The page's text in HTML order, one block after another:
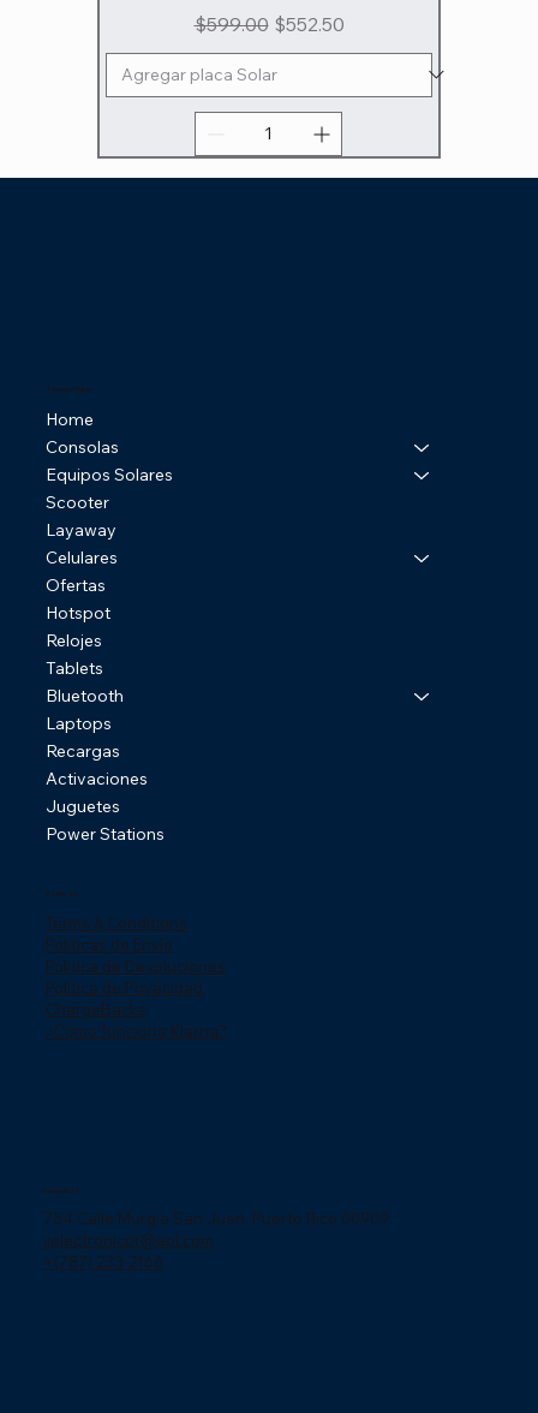
Precio
$599.00 Precio de oferta
$552.50
Tienda Online
Home
Consolas
Equipos Solares
Scooter
Layaway
Celulares
Ofertas
Hotspot
Relojes
Tablets
Bluetooth
Laptops
Recargas
Activaciones
Juguetes
Power Stations
Politicas
Terms & Conditions
Politicas de Envío
Politica de Devoluciones
Politica de Privacidad
ChargeBacks
¿Como funciona Klarna?
Contácto
754 Calle Murgia San Juan, Puerto Rico 00909.
jjelectronicpr@aol.com
+(787) 233-2166